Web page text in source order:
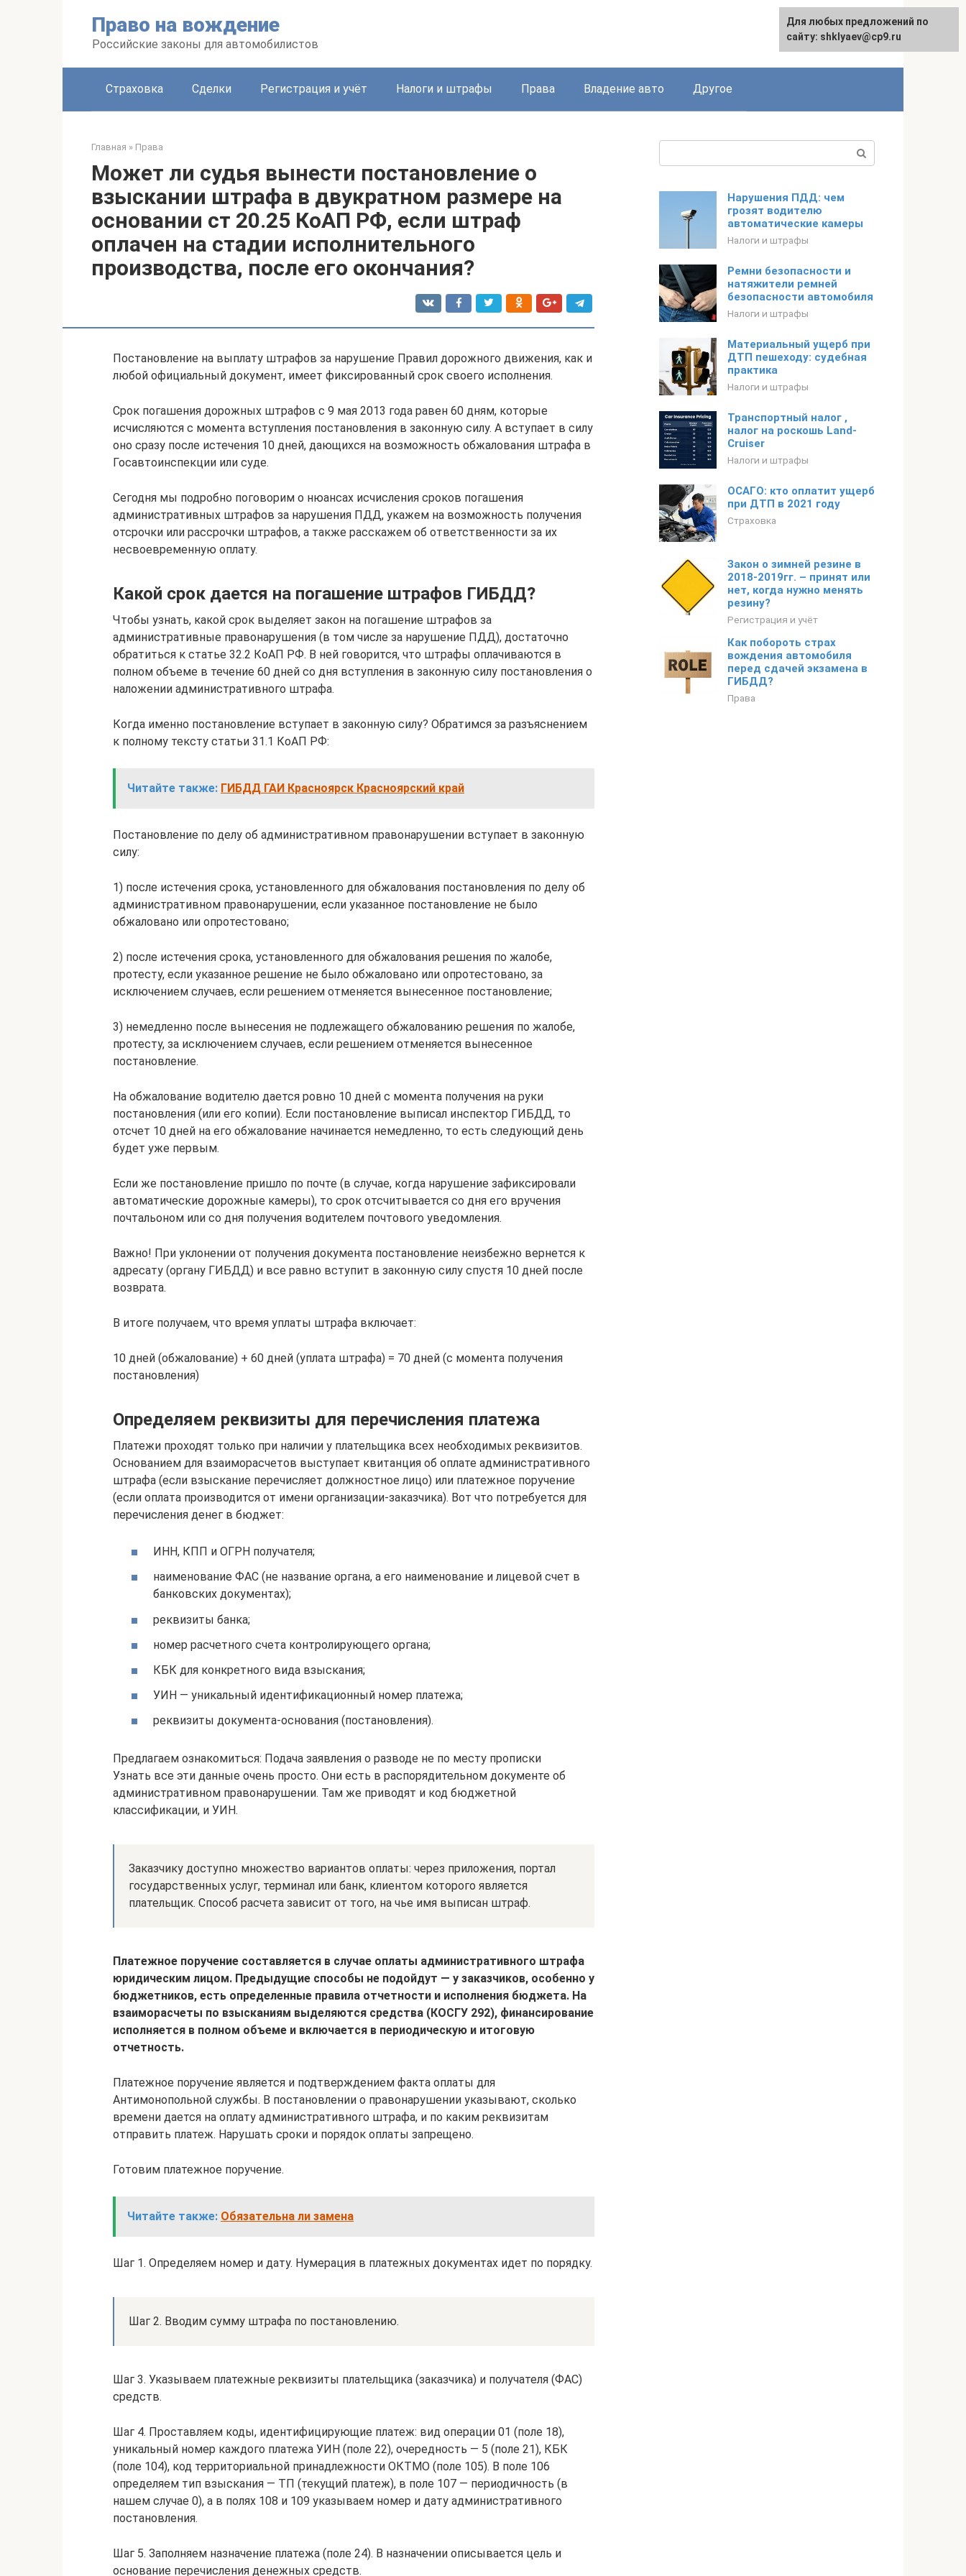
Право на вождение
Российские законы для автомобилистов
Страховка Сделки Регистрация и учёт Налоги и штрафы Права Владение авто Другое
Главная » Права
Может ли судья вынести постановление о
взыскании штрафа в двукратном размере на
основании ст 20.25 КоАП РФ, если штраф
оплачен на стадии исполнительного
производства, после его окончания?
Постановление на выплату штрафов за нарушение Правил дорожного движения, как и
любой официальный документ, имеет фиксированный срок своего исполнения.
Срок погашения дорожных штрафов с 9 мая 2013 года равен 60 дням, которые
исчисляются с момента вступления постановления в законную силу. А вступает в силу
оно сразу после истечения 10 дней, дающихся на возможность обжалования штрафа в
Госавтоинспекции или суде.
Сегодня мы подробно поговорим о нюансах исчисления сроков погашения
административных штрафов за нарушения ПДД, укажем на возможность получения
отсрочки или рассрочки штрафов, а также расскажем об ответственности за их
несвоевременную оплату.
Какой срок дается на погашение штрафов ГИБДД?
Чтобы узнать, какой срок выделяет закон на погашение штрафов за
административные правонарушения (в том числе за нарушение ПДД), достаточно
обратиться к статье 32.2 КоАП РФ. В ней говорится, что штрафы оплачиваются в
полном объеме в течение 60 дней со дня вступления в законную силу постановления о
наложении административного штрафа.
Когда именно постановление вступает в законную силу? Обратимся за разъяснением
к полному тексту статьи 31.1 КоАП РФ:
Читайте также: ГИБДД ГАИ Красноярск Красноярский край
Постановление по делу об административном правонарушении вступает в законную
силу:
1) после истечения срока, установленного для обжалования постановления по делу об
административном правонарушении, если указанное постановление не было
обжаловано или опротестовано;
2) после истечения срока, установленного для обжалования решения по жалобе,
протесту, если указанное решение не было обжаловано или опротестовано, за
исключением случаев, если решением отменяется вынесенное постановление;
3) немедленно после вынесения не подлежащего обжалованию решения по жалобе,
протесту, за исключением случаев, если решением отменяется вынесенное
постановление.
На обжалование водителю дается ровно 10 дней с момента получения на руки
постановления (или его копии). Если постановление выписал инспектор ГИБДД, то
отсчет 10 дней на его обжалование начинается немедленно, то есть следующий день
будет уже первым.
Если же постановление пришло по почте (в случае, когда нарушение зафиксировали
автоматические дорожные камеры), то срок отсчитывается со дня его вручения
почтальоном или со дня получения водителем почтового уведомления.
Важно! При уклонении от получения документа постановление неизбежно вернется к
адресату (органу ГИБДД) и все равно вступит в законную силу спустя 10 дней после
возврата.
В итоге получаем, что время уплаты штрафа включает:
10 дней (обжалование) + 60 дней (уплата штрафа) = 70 дней (с момента получения
постановления)
Определяем реквизиты для перечисления платежа
Платежи проходят только при наличии у плательщика всех необходимых реквизитов.
Основанием для взаиморасчетов выступает квитанция об оплате административного
штрафа (если взыскание перечисляет должностное лицо) или платежное поручение
(если оплата производится от имени организации-заказчика). Вот что потребуется для
перечисления денег в бюджет:
ИНН, КПП и ОГРН получателя;
наименование ФАС (не название органа, а его наименование и лицевой счет в
банковских документах);
реквизиты банка;
номер расчетного счета контролирующего органа;
КБК для конкретного вида взыскания;
УИН — уникальный идентификационный номер платежа;
реквизиты документа-основания (постановления).
Предлагаем ознакомиться: Подача заявления о разводе не по месту прописки
Узнать все эти данные очень просто. Они есть в распорядительном документе об
административном правонарушении. Там же приводят и код бюджетной
классификации, и УИН.
Заказчику доступно множество вариантов оплаты: через приложения, портал
государственных услуг, терминал или банк, клиентом которого является
плательщик. Способ расчета зависит от того, на чье имя выписан штраф.
Платежное поручение составляется в случае оплаты административного штрафа
юридическим лицом. Предыдущие способы не подойдут — у заказчиков, особенно у
бюджетников, есть определенные правила отчетности и исполнения бюджета. На
взаиморасчеты по взысканиям выделяются средства (КОСГУ 292), финансирование
исполняется в полном объеме и включается в периодическую и итоговую
отчетность.
Платежное поручение является и подтверждением факта оплаты для
Антимонопольной службы. В постановлении о правонарушении указывают, сколько
времени дается на оплату административного штрафа, и по каким реквизитам
отправить платеж. Нарушать сроки и порядок оплаты запрещено.
Готовим платежное поручение.
Читайте также: Обязательна ли замена
Шаг 1. Определяем номер и дату. Нумерация в платежных документах идет по порядку.
Шаг 2. Вводим сумму штрафа по постановлению.
Шаг 3. Указываем платежные реквизиты плательщика (заказчика) и получателя (ФАС)
средств.
Шаг 4. Проставляем коды, идентифицирующие платеж: вид операции 01 (поле 18),
уникальный номер каждого платежа УИН (поле 22), очередность — 5 (поле 21), КБК
(поле 104), код территориальной принадлежности ОКТМО (поле 105). В поле 106
определяем тип взыскания — ТП (текущий платеж), в поле 107 — периодичность (в
нашем случае 0), а в полях 108 и 109 указываем номер и дату административного
постановления.
Шаг 5. Заполняем назначение платежа (поле 24). В назначении описывается цель и
основание перечисления денежных средств.
Нарушения ПДД: чем
грозят водителю
автоматические камеры
Налоги и штрафы
Ремни безопасности и
натяжители ремней
безопасности автомобиля
Налоги и штрафы
Материальный ущерб при
ДТП пешеходу: судебная
практика
Налоги и штрафы
Транспортный налог ,
налог на роскошь Land-
Cruiser
Налоги и штрафы
ОСАГО: кто оплатит ущерб
при ДТП в 2021 году
Страховка
Закон о зимней резине в
2018-2019гг. – принят или
нет, когда нужно менять
резину?
Регистрация и учёт
Как побороть страх
вождения автомобиля
перед сдачей экзамена в
ГИБДД?
Права
Для любых предложений по
сайту: shklyaev@cp9.ru